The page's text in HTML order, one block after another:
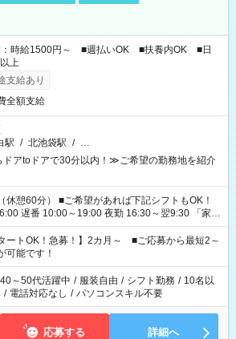
：時給1500円～ ■週払いOK ■扶養内OK ■日
上
支給あり
全額支給
駅 / 北池袋駅 / …
アtoドアで30分以内！≫ご希望の勤務地を紹介
があれば下記シフトもOK！
遅番 10:00～19:00 夜勤 16:30～翌9:30 「家族
たい」 「余裕を持って夕飯の準備がしたい」
業はしたくない」 など、ご希望を教えてください
お仕事の勤務時間。 合計で週40時間を超える場
せん。
ートOK！急募！】2カ月～ ■ご応募から最短2～
可能です！
40～50代活躍中 / 服装自由 / シフト勤務 / 10名以
/ 電話対応なし / パソコンスキル不要
応募する 詳細へ